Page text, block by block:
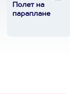
Полет на
параплане